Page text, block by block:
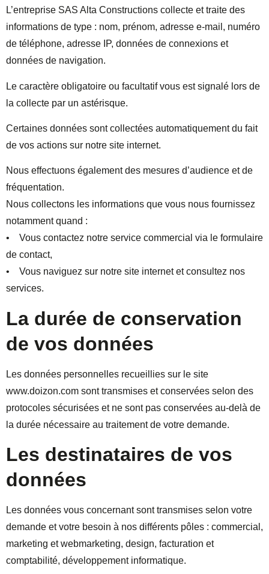
L’entreprise SAS Alta Constructions collecte et traite des
informations de type : nom, prénom, adresse e-mail, numéro
de téléphone, adresse IP, données de connexions et
données de navigation.
Le caractère obligatoire ou facultatif vous est signalé lors de
la collecte par un astérisque.
Certaines données sont collectées automatiquement du fait
de vos actions sur notre site internet.
Nous effectuons également des mesures d’audience et de
fréquentation.
Nous collectons les informations que vous nous fournissez
notamment quand :
• Vous contactez notre service commercial via le formulaire
de contact,
• Vous naviguez sur notre site internet et consultez nos
services.
La durée de conservation
de vos données
Les données personnelles recueillies sur le site
www.doizon.com sont transmises et conservées selon des
protocoles sécurisées et ne sont pas conservées au-delà de
la durée nécessaire au traitement de votre demande.
Les destinataires de vos
données
Les données vous concernant sont transmises selon votre
demande et votre besoin à nos différents pôles : commercial,
marketing et webmarketing, design, facturation et
comptabilité, développement informatique.